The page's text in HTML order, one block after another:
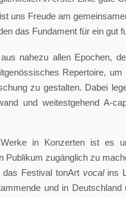
uns Freude am
das Fundament für ein
nahezu allen Epochen,
Repertoire,
zu gestalten. Dabei
und weitestgehend A-
in Konzerten ist es
Publikum zugänglich zu
Festival tonArt vocal ins
und in Deutschland